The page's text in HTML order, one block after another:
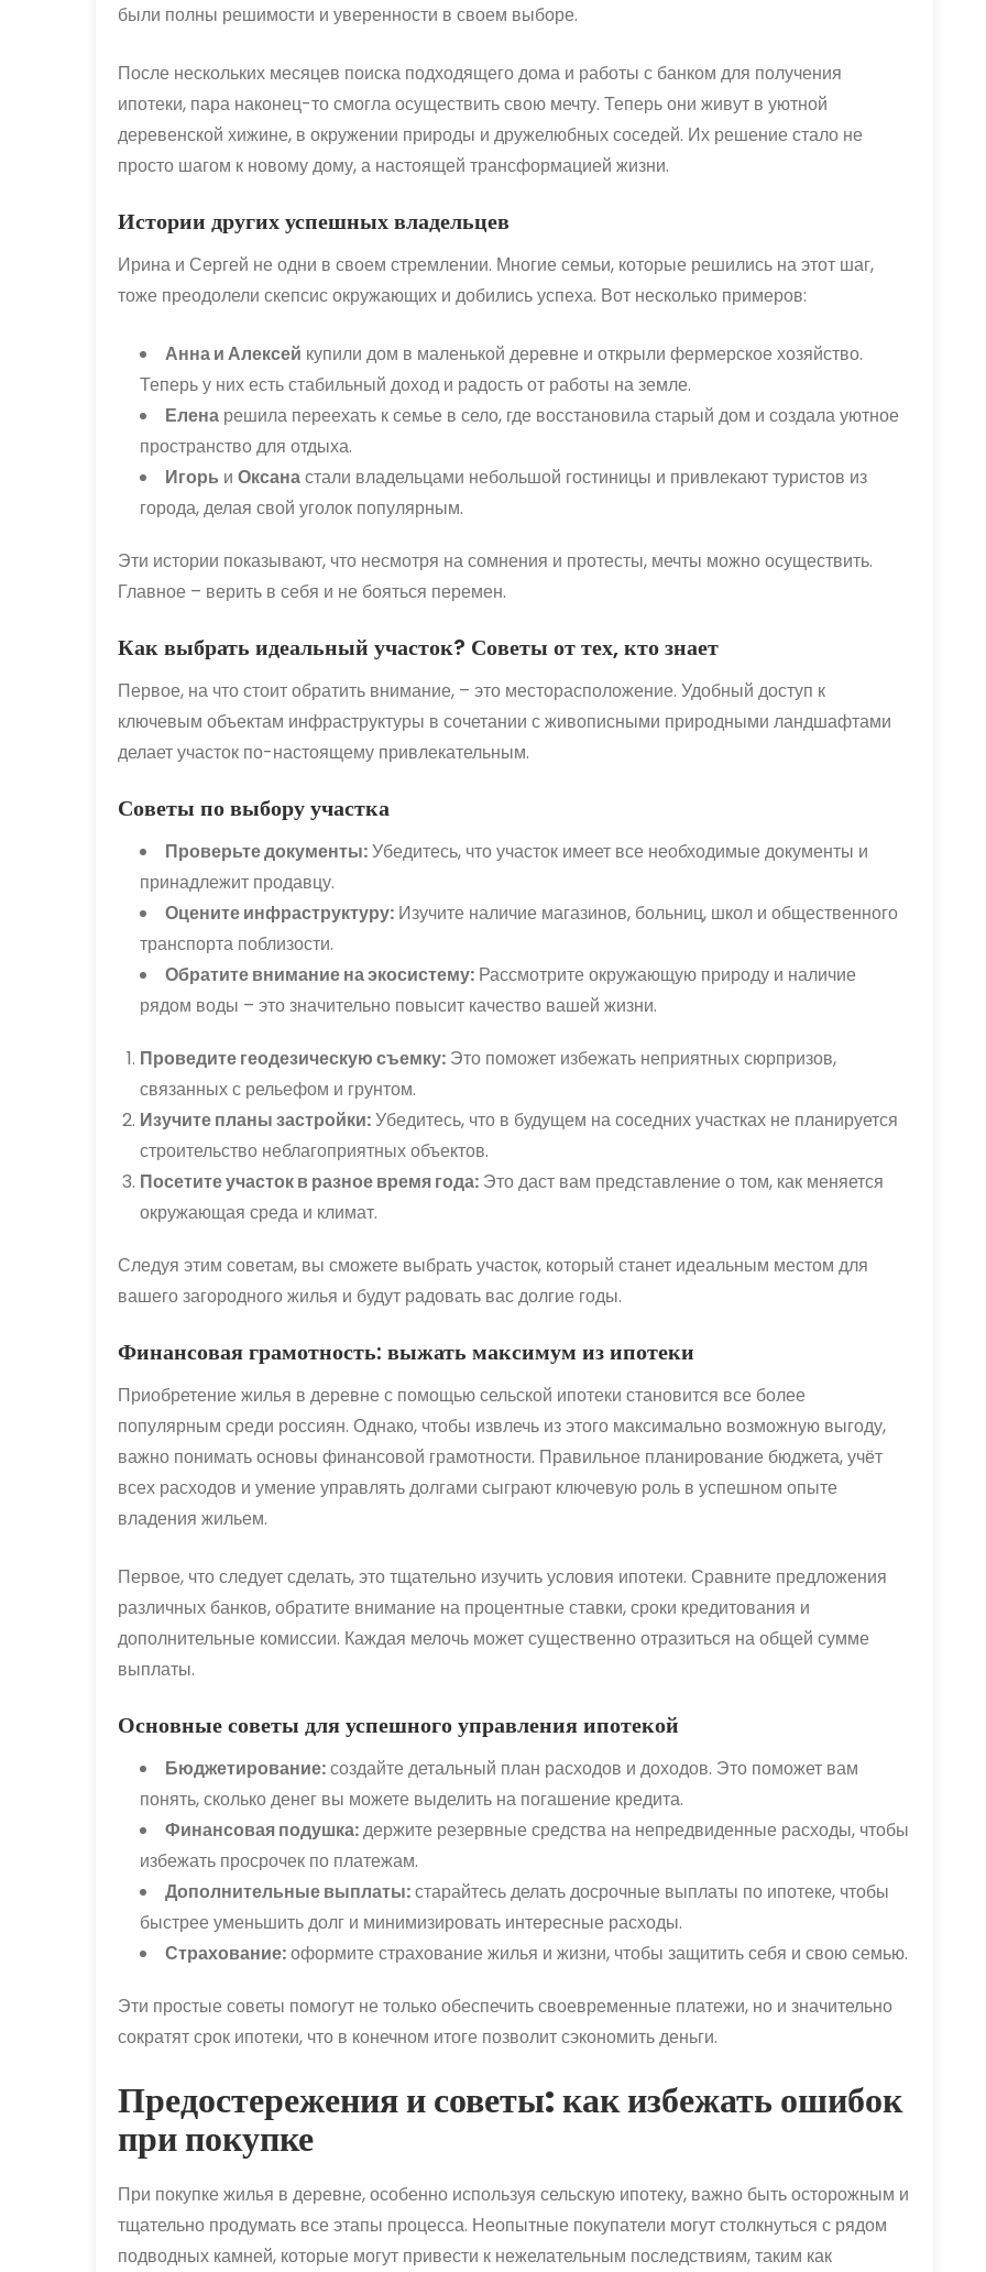
были полны решимости и уверенности в своем выборе.
После нескольких месяцев поиска подходящего дома и работы с банком для получения
ипотеки, пара наконец-то смогла осуществить свою мечту. Теперь они живут в уютной
деревенской хижине, в окружении природы и дружелюбных соседей. Их решение стало не
просто шагом к новому дому, а настоящей трансформацией жизни.
Истории других успешных владельцев
Ирина и Сергей не одни в своем стремлении. Многие семьи, которые решились на этот шаг,
тоже преодолели скепсис окружающих и добились успеха. Вот несколько примеров:
Анна и Алексей купили дом в маленькой деревне и открыли фермерское хозяйство.
Теперь у них есть стабильный доход и радость от работы на земле.
Елена решила переехать к семье в село, где восстановила старый дом и создала уютное
пространство для отдыха.
Игорь и Оксанастали владельцами небольшой гостиницы и привлекают туристов из
города, делая свой уголок популярным.
Эти истории показывают, что несмотря на сомнения и протесты, мечты можно осуществить.
Главное – верить в себя и не бояться перемен.
Как выбрать идеальный участок? Советы от тех, кто знает
Первое, на что стоит обратить внимание, – это месторасположение. Удобный доступ к
ключевым объектам инфраструктуры в сочетании с живописными природными ландшафтами
делает участок по-настоящему привлекательным.
Советы по выбору участка
Проверьте документы:Убедитесь, что участок имеет все необходимые документы и
принадлежит продавцу.
Оцените инфраструктуру: Изучите наличие магазинов, больниц, школ и общественного
транспорта поблизости.
Обратите внимание на экосистему: Рассмотрите окружающую природу и наличие
рядом воды – это значительно повысит качество вашей жизни.
Проведите геодезическую съемку: Это поможет избежать неприятных сюрпризов,
связанных с рельефом и грунтом.
Изучите планы застройки:Убедитесь, что в будущем на соседних участках не планируется
строительство неблагоприятных объектов.
Посетите участок в разное время года: Это даст вам представление о том, как меняется
окружающая среда и климат.
Следуя этим советам, вы сможете выбрать участок, который станет идеальным местом для
вашего загородного жилья и будут радовать вас долгие годы.
Финансовая грамотность: выжать максимум из ипотеки
Приобретение жилья в деревне с помощью сельской ипотеки становится все более
популярным среди россиян. Однако, чтобы извлечь из этого максимально возможную выгоду,
важно понимать основы финансовой грамотности. Правильное планирование бюджета, учёт
всех расходов и умение управлять долгами сыграют ключевую роль в успешном опыте
владения жильем.
Первое, что следует сделать, это тщательно изучить условия ипотеки. Сравните предложения
различных банков, обратите внимание на процентные ставки, сроки кредитования и
дополнительные комиссии. Каждая мелочь может существенно отразиться на общей сумме
выплаты.
Основные советы для успешного управления ипотекой
Бюджетирование:создайте детальный план расходов и доходов. Это поможет вам
понять, сколько денег вы можете выделить на погашение кредита.
Финансовая подушка:держите резервные средства на непредвиденные расходы, чтобы
избежать просрочек по платежам.
Дополнительные выплаты:старайтесь делать досрочные выплаты по ипотеке, чтобы
быстрее уменьшить долг и минимизировать интересные расходы.
Страхование:оформите страхование жилья и жизни, чтобы защитить себя и свою семью.
Эти простые советы помогут не только обеспечить своевременные платежи, но и значительно
сократят срок ипотеки, что в конечном итоге позволит сэкономить деньги.
Предостережения и советы: как избежать ошибок
при покупке
При покупке жилья в деревне, особенно используя сельскую ипотеку, важно быть осторожным и
тщательно продумать все этапы процесса. Неопытные покупатели могут столкнуться с рядом
подводных камней, которые могут привести к нежелательным последствиям, таким как